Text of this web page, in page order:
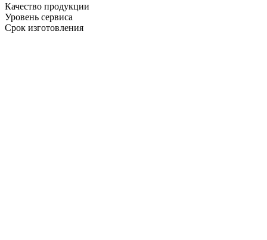
Качество продукции
Уровень сервиса
Срок изготовления